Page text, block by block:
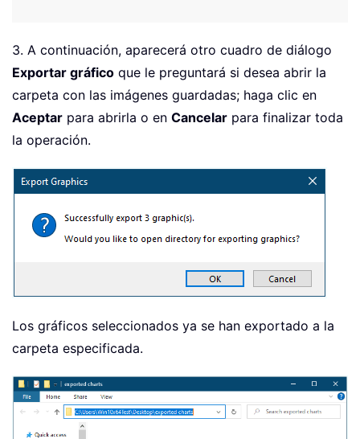
3. A continuación, aparecerá otro cuadro de diálogo
Exportar gráfico que le preguntará si desea abrir la
carpeta con las imágenes guardadas; haga clic en
Aceptar para abrirla o en Cancelar para finalizar toda
la operación.
Los gráficos seleccionados ya se han exportado a la
carpeta especificada.